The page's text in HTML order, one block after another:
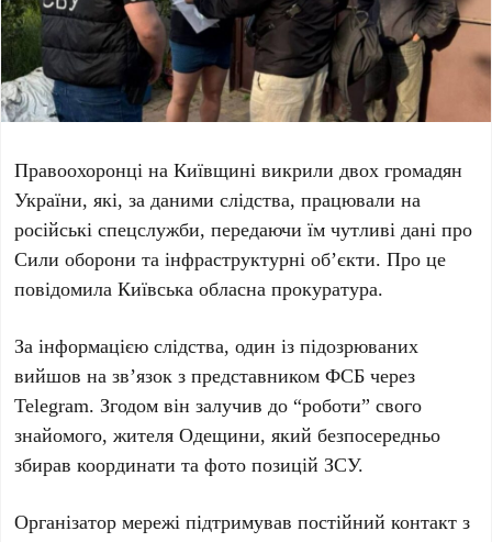
Правоохоронці на Київщині викрилидвох громадян
України, які, за даними слідства, працювали на
російські спецслужби, передаючи їм чутливі дані про
Сили оборони та інфраструктурні об’єкти. Про це
повідомилаКиївська обласна прокуратура.
За інформацією слідства, один із підозрюваних
вийшов на зв’язок з представникомФСБ через
Telegram. Згодом він залучив до “роботи” свого
знайомого, жителяОдещини, який безпосередньо
збирав координати та фото позиційЗСУ.
Організатор мережі підтримував постійний контакт з